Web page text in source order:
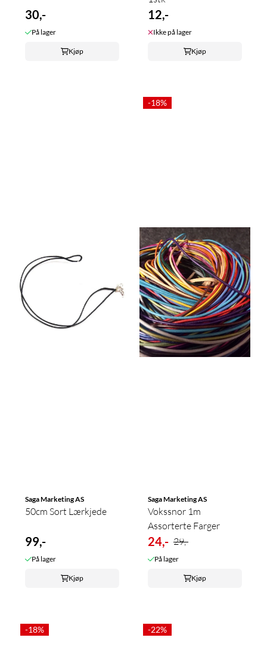
30,-
På lager
Kjøp
12,-
Ikke på lager
Kjøp
Saga Marketing AS
50cm Sort Lærkjede
99,-
På lager
Kjøp
-18%
Saga Marketing AS
Vokssnor 1m
Assorterte Farger
24,- 29,-
På lager
Kjøp
-18% -22%